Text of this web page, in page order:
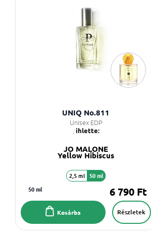
UNIQ No.811
Unisex EDP
, ihlette:
JO MALONE
Yellow Hibiscus
2,5 ml
50 ml
50 ml
6 790 Ft
Részletek
Kosárba